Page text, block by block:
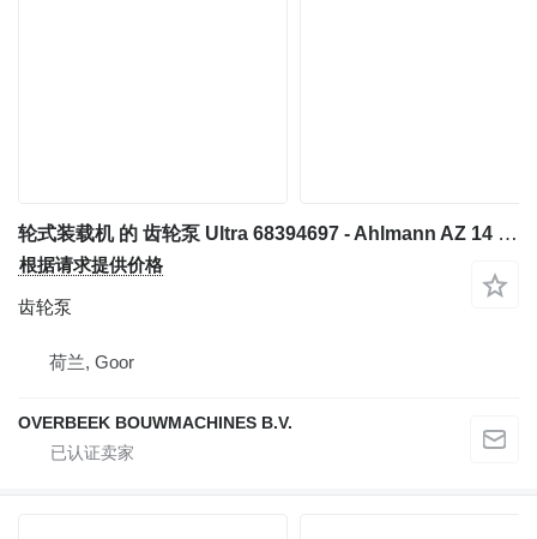
轮式装载机 的 齿轮泵 Ultra 68394697 - Ahlmann AZ 14 - Gearpump
根据请求提供价格
齿轮泵
荷兰, Goor
OVERBEEK BOUWMACHINES B.V.